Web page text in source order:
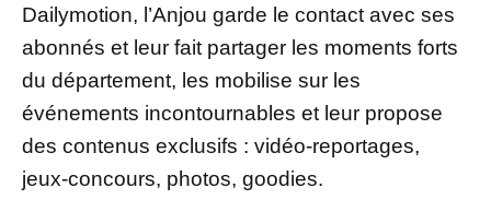
Dailymotion, l’Anjou garde le contact avec ses
abonnés et leur fait partager les moments forts
du département, les mobilise sur les
événements incontournables et leur propose
des contenus exclusifs : vidéo-reportages,
jeux-concours, photos, goodies.